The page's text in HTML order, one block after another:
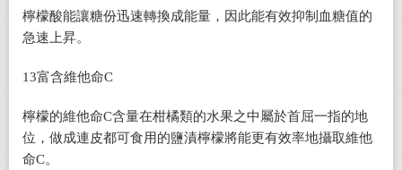
檸檬酸能讓糖份迅速轉換成能量，因此能有效抑制血糖值的
急速上昇。
13富含維他命C
檸檬的維他命C含量在柑橘類的水果之中屬於首屈一指的地
位，做成連皮都可食用的鹽漬檸檬將能更有效率地攝取維他
命C。